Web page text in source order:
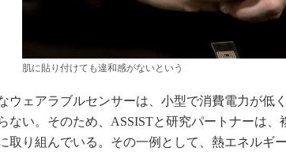
肌に貼り付けても違和感がないという
ウェアラブルセンサーは、小型で消費電力が低
ない。そのため、ASSISTと研究パートナーは、
取り組んでいる。その一例として、熱エネルギ